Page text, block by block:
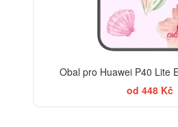
Obal pro Huawei P40 Lite
od 448 Kč